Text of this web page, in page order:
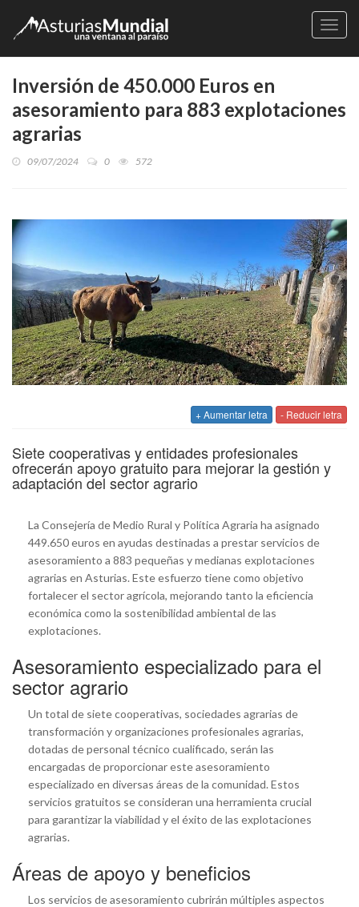
Inversión de 450.000 Euros en
asesoramiento para 883 explotaciones
agrarias
09/07/2024 0 572
+ Aumentar letra - Reducir letra
Siete cooperativas y entidades profesionales
ofrecerán apoyo gratuito para mejorar la gestión y
adaptación del sector agrario
La Consejería de Medio Rural y Política Agraria ha asignado
449.650 euros en ayudas destinadas a prestar servicios de
asesoramiento a 883 pequeñas y medianas explotaciones
agrarias en Asturias. Este esfuerzo tiene como objetivo
fortalecer el sector agrícola, mejorando tanto la eficiencia
económica como la sostenibilidad ambiental de las
explotaciones.
Asesoramiento especializado para el
sector agrario
Un total de siete cooperativas, sociedades agrarias de
transformación y organizaciones profesionales agrarias,
dotadas de personal técnico cualificado, serán las
encargadas de proporcionar este asesoramiento
especializado en diversas áreas de la comunidad. Estos
servicios gratuitos se consideran una herramienta crucial
para garantizar la viabilidad y el éxito de las explotaciones
agrarias.
Áreas de apoyo y beneficios
Los servicios de asesoramiento cubrirán múltiples aspectos